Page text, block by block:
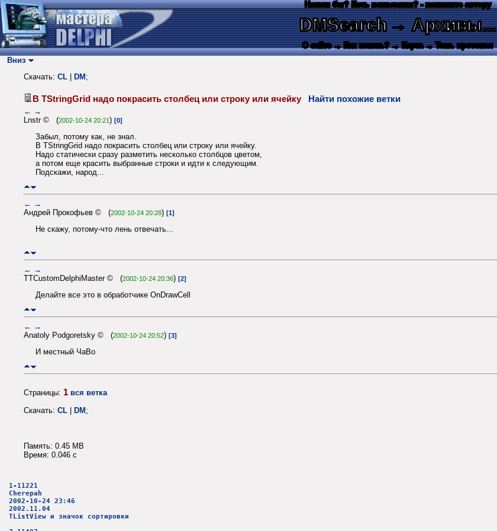
Нашли баг? Есть пожелания? - напишите автору
DMSearch→ Архивы...
О сайте → Как искать? → Карта → Текс. протокол
Вниз
Скачать: CL DM ;
В TStringGrid надо покрасить столбец или строку или ячейку Найти похожие ветки
← →
Lnstr © (2002-10-24 20:21) [0]
Забыл, потому как, не знал.
В TStringGrid надо покрасить столбец или строку или ячейку.
Надо статически сразу разметить несколько столбцов цветом,
а потом еще красить выбранные строки и идти к следующим.
Подскажи, народ...
← →
Андрей Прокофьев © (2002-10-24 20:28) [1]
Не скажу, потому-что лень отвечать...
← →
TTCustomDelphiMaster © (2002-10-24 20:36) [2]
Делайте все это в обработчике OnDrawCell
← →
Anatoly Podgoretsky © (2002-10-24 20:52) [3]
И местный ЧаВо
Страницы: 1 вся ветка
Скачать: CL | DM;
Память: 0.45 MB
Время: 0.046 c
1-11221
Cherepah
2002-10-24 23:46
2002.11.04
TListView и значок сортировки